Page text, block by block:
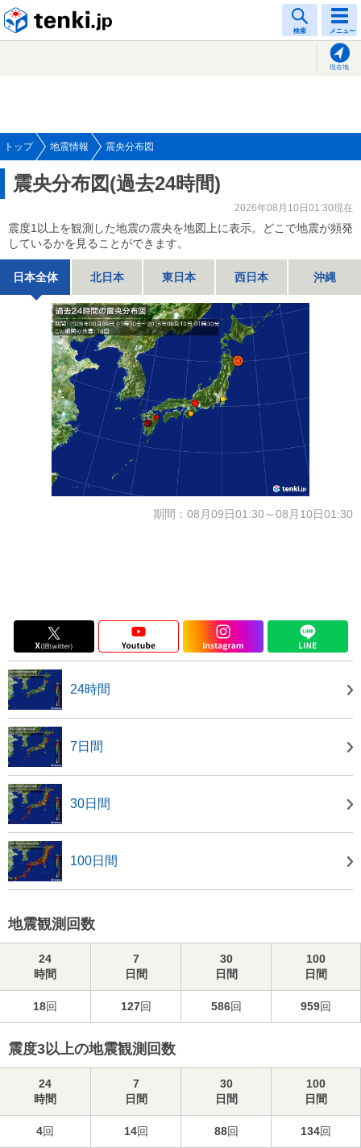
検索 メニュー
現在地
トップ 地震情報 震央分布図
震央分布図(過去24時間)
2026年08月10日01:30現在
震度1以上を観測した地震の震央を地図上に表示。どこで地震が頻発
しているかを見ることができます。
日本全体 北日本 東日本 西日本 沖縄
期間：08月09日01:30～08月10日01:30
24時間
7日間
30日間
100日間
地震観測回数
24
時間
7
日間
30
日間
100
日間
18回 127回 586回 959回
震度3以上の地震観測回数
24
時間
7
日間
30
日間
100
日間
4回 14回 88回 134回